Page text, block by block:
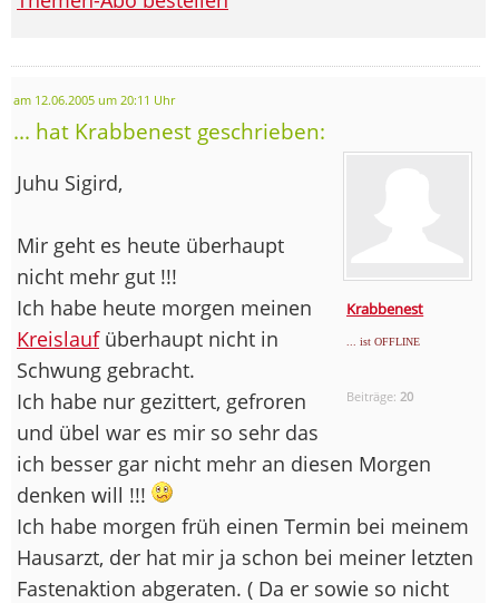
am 12.06.2005 um 20:11 Uhr
... hat Krabbenest geschrieben:
Krabbenest
... ist OFFLINE
Beiträge: 20
Juhu Sigird,
Mir geht es heute überhaupt
nicht mehr gut !!!
Ich habe heute morgen meinen
Kreislaufüberhaupt nicht in
Schwung gebracht.
Ich habe nur gezittert, gefroren
und übel war es mir so sehr das
ich besser gar nicht mehr an diesen Morgen
denken will !!!
Ich habe morgen früh einen Termin bei meinem
Hausarzt, der hat mir ja schon bei meiner letzten
Fastenaktion abgeraten. ( Da er sowie so nicht